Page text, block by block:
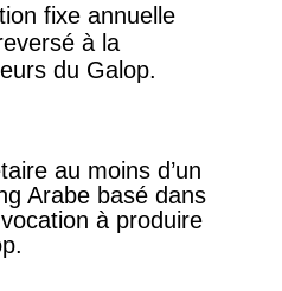
fixe annuelle
à la
du Galop.
au moins d’un
Arabe basé dans
à produire